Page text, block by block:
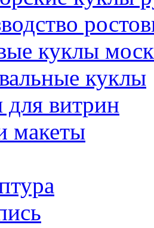
куклы
куклы
витрин
макеты